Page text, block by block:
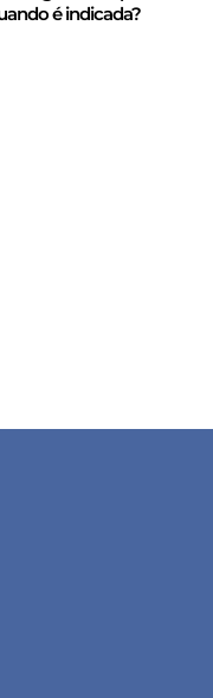
é indicada?